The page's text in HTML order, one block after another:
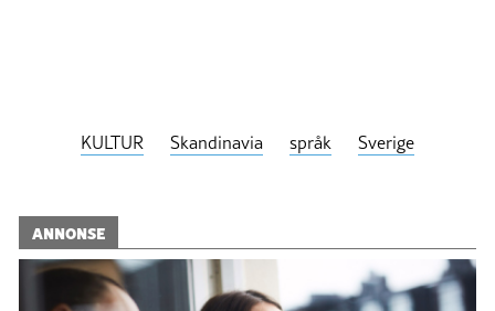
KULTUR Skandinavia språk Sverige
ANNONSE